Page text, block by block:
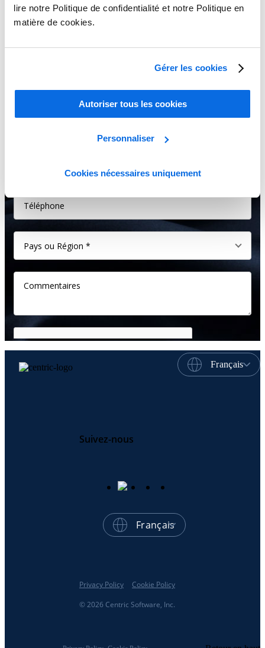
lire notre Politique de confidentialité et notre Politique en
matière de cookies.
Gérer les cookies
Autoriser tous les cookies
Personnaliser
Cookies nécessaires uniquement
Français
Suivez-nous
Français
© 2026 Centric Software, Inc.
Privacy Policy Cookie Policy